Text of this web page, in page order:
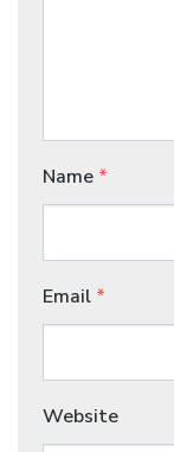
Name *
Email *
Website